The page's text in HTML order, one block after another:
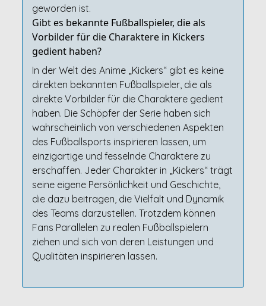
geworden ist.
Gibt es bekannte Fußballspieler, die als
Vorbilder für die Charaktere in Kickers
gedient haben?
In der Welt des Anime „Kickers“ gibt es keine
direkten bekannten Fußballspieler, die als
direkte Vorbilder für die Charaktere gedient
haben. Die Schöpfer der Serie haben sich
wahrscheinlich von verschiedenen Aspekten
des Fußballsports inspirieren lassen, um
einzigartige und fesselnde Charaktere zu
erschaffen. Jeder Charakter in „Kickers“ trägt
seine eigene Persönlichkeit und Geschichte,
die dazu beitragen, die Vielfalt und Dynamik
des Teams darzustellen. Trotzdem können
Fans Parallelen zu realen Fußballspielern
ziehen und sich von deren Leistungen und
Qualitäten inspirieren lassen.